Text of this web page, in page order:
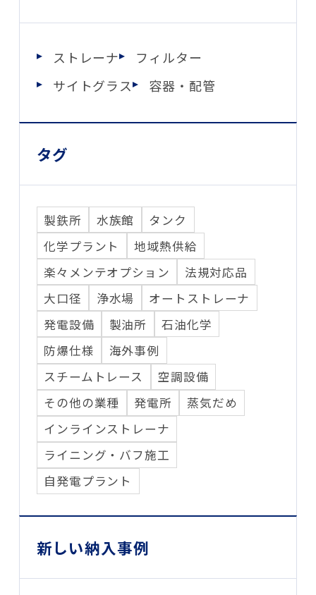
ストレーナ
フィルター
サイトグラス
容器・配管
タグ
製鉄所 水族館
タンク
化学プラント
地域熱供給
楽々メンテオプション
法規対応品
大口径
浄水場
オートストレーナ
発電設備
製油所
石油化学
防爆仕様
海外事例
スチームトレース
空調設備
その他の業種
発電所
蒸気だめ
インラインストレーナ
ライニング・バフ施工
自発電プラント
新しい納入事例